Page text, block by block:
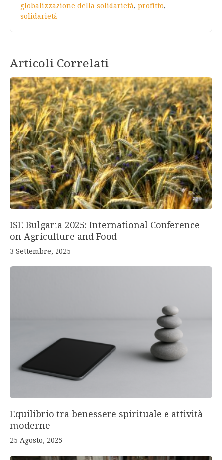
globalizzazione della solidarietà, profitto,
solidarietà
Articoli Correlati
ISE Bulgaria 2025: International Conference
on Agriculture and Food
3 Settembre, 2025
Equilibrio tra benessere spirituale e attività
moderne
25 Agosto, 2025